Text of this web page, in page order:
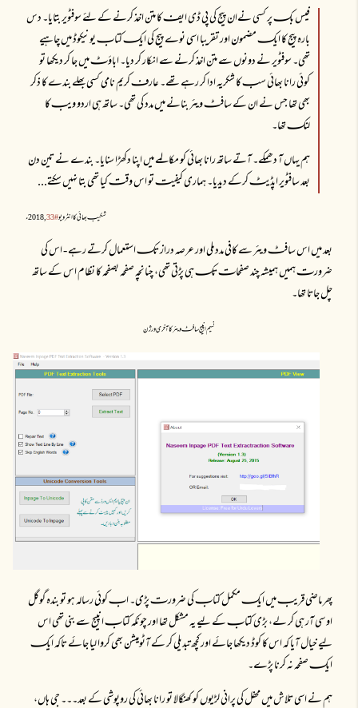
فیس بکـ پر کسی نےان پیج کی پی ڈی ایفـ کا متن اخذ کرنے کے لئے سوفٹویر بتایا۔ دس
بارہ پیج کا ایکـ مضمون اور تقریبا اسی نوے پیج کی ایکـ کتابـ یونیکوڈ میں چاہیے
تھی۔ سوفٹویر نے دونوں سے متن اخذ کرنے سے انکار کر دیا۔ اباؤٹـ میں جا کر دیکھا تو
کوئی رانا بھائی سبـ کا شکریہ ادا کر رہے تھے۔ عارفـ کریم نامی کسی بھلے بندے کا ذکر
بھی تھا جس نے ان کے سافٹـ ویئر بنانے میں مدد کی تھی۔ ساتھ ہی اردو ویبـ کا
لنکـ تھا۔
ہم یہاں آ دھمکے۔ آتے ساتھ رانا بھائی کو مکالمے میں اپنا دکھڑا سنایا۔ بندے نے تین دن
بعد سافٹویر اپڈیٹـ کرکے دیدیا۔ ہماری کیفیتـ تو اس وقتـ کیا تھی بتا نہیں سکتے...
شکیبـ بھائی کا انٹرویو#33 , 2018ء
بعد میں اس سافٹـ ویئر سے کافی مدد ملی اور عرصہ دراز تکـ استعمال کرتے رہے - اس کی
ضرورتـ ہمیں ہمیشہ چند صفحاتـ تکـ ہی پڑتی تھی، چنانچہ صفحہ بصفحہ کا نظام اس کے ساتھ
چل جاتا تھا۔
نسیم انپیج سافٹـ ویئر کا آخری ورژن
پھر ماضی قریبـ میں ایکـ مکمل کتابـ کی ضرورتـ پڑی۔ ابـ کوئی رسالہ ہو تو بندہ گوگل
او سی آر ہی کر لے، بڑی کتابـ کے لیے یہ مشکل تھا اور چونکہ کتابـ انپیج سے بنی تھی اس
لیے خیال آیا کہ اس کا کوڈ دیکھا جائے اور کچھ تبدیلی کر کے آٹومیشن بھی کروا لیا جائے تاکہ ایکـ
ایکـ صفحہ نہ کرنا پڑے۔
ہم نے اسی تلاش میں محفل کی پرانی لڑیوں کو کھنگالا تو رانا بھائی کی روپوشی کے بعد۔۔۔ جی ہاں،